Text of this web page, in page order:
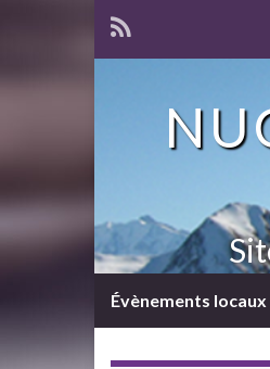
Évènements locaux